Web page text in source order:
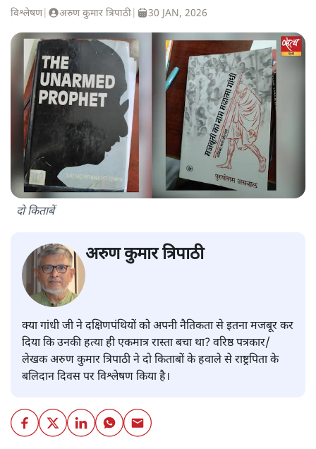
विश्लेषण| अरुण कुमार त्रिपाठी 30 JAN, 2026
दो किताबें
अरुण कुमार त्रिपाठी
क्या गांधी जी ने दक्षिणपंथियों को अपनी नैतिकता से इतना मजबूर कर
दिया कि उनकी हत्या ही एकमात्र रास्ता बचा था? वरिष्ठ पत्रकार/
लेखक अरुण कुमार त्रिपाठी ने दो किताबों के हवाले से राष्ट्रपिता के
बलिदान दिवस पर विश्लेषण किया है।